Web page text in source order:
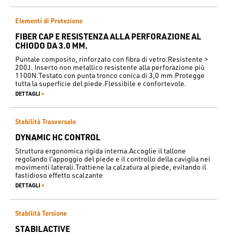
Elementi di Protezione
FIBER CAP E RESISTENZA ALLA PERFORAZIONE AL
CHIODO DA 3.0 MM.
Puntale composito, rinforzato con fibra di vetro.Resistente >
200J. Inserto non metallico resistente alla perforazione più
1100N.Testato con punta tronco conica di 3,0 mm.Protegge
tutta la superficie del piede.Flessibile e confortevole.
DETTAGLI >
Stabilità Trasversale
DYNAMIC HC CONTROL
Struttura ergonomica rigida interna.Accoglie il tallone
regolando l’appoggio del piede e il controllo della caviglia nei
movimenti laterali.Trattiene la calzatura al piede, evitando il
fastidioso effetto scalzante
DETTAGLI >
Stabilità Torsione
STABILACTIVE